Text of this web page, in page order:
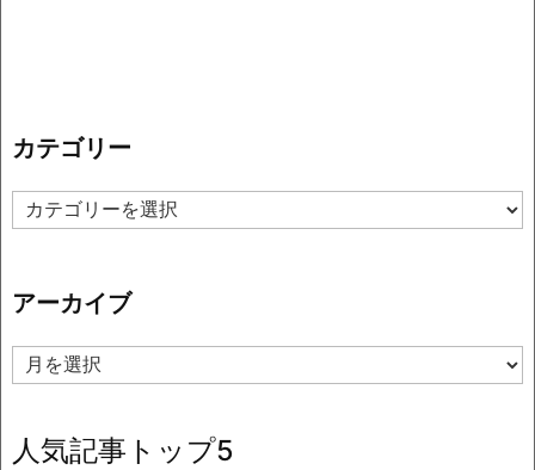
カテゴリー
カ
テ
ー
アーカイブ
ア
ー
ブ
人気記事トップ5